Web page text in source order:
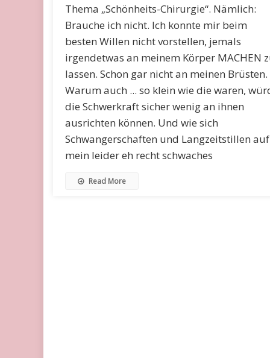
Thema „Schönheits-Chirurgie“. Nämlich:
Brauche ich nicht. Ich konnte mir beim
besten Willen nicht vorstellen, jemals
irgendetwas an meinem Körper MACHEN
lassen. Schon gar nicht an meinen Brüsten.
Warum auch ... so klein wie die waren,
die Schwerkraft sicher wenig an ihnen
ausrichten können. Und wie sich
Schwangerschaften und Langzeitstillen auf
mein leider eh recht schwaches
Read More